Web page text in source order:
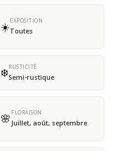
☀️EXPOSITION
Toutes
❄️RUSTICITÉ
Semi-rustique
🌸 FLORAISON
Juillet, août, septembre